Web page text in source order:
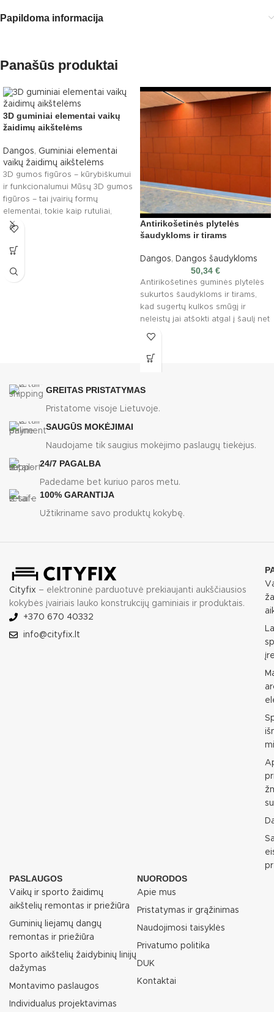
Papildoma informacija
Panašūs produktai
3D guminiai elementai vaikų
žaidimų aikštelėms
Dangos, Guminiai elementai
vaikų žaidimų aikštelėms
3D gumos figūros – kūrybiškumui
ir funkcionalumui Mūsų 3D gumos
figūros – tai įvairių formų
elementai, tokie kaip rutuliai,
pusrutuliai,
Antirikošetinės plytelės
šaudykloms ir tirams
Dangos, Dangos šaudykloms
50,34 €
Antirikošetinės guminės plytelės
sukurtos šaudykloms ir tirams,
kad sugertų kulkos smūgį ir
neleistų jai atšokti atgal į šaulį net
esant
GREITAS PRISTATYMAS
Pristatome visoje Lietuvoje.
SAUGŪS MOKĖJIMAI
Naudojame tik saugius mokėjimo paslaugų tiekėjus.
24/7 PAGALBA
Padedame bet kuriuo paros metu.
100% GARANTIJA
Užtikriname savo produktų kokybę.
Cityfix – elektroninė parduotuvė prekiaujanti aukščiausios
kokybės įvairiais lauko konstrukcijų gaminiais ir produktais.
+370 670 40332
info@cityfix.lt
PASLAUGOS
Vaikų ir sporto žaidimų
aikštelių remontas ir priežiūra
Guminių liejamų dangų
remontas ir priežiūra
Sporto aikštelių žaidybinių linijų
dažymas
Montavimo paslaugos
Individualus projektavimas
NUORODOS
Apie mus
Pristatymas ir grąžinimas
Naudojimosi taisyklės
Privatumo politika
DUK
Kontaktai